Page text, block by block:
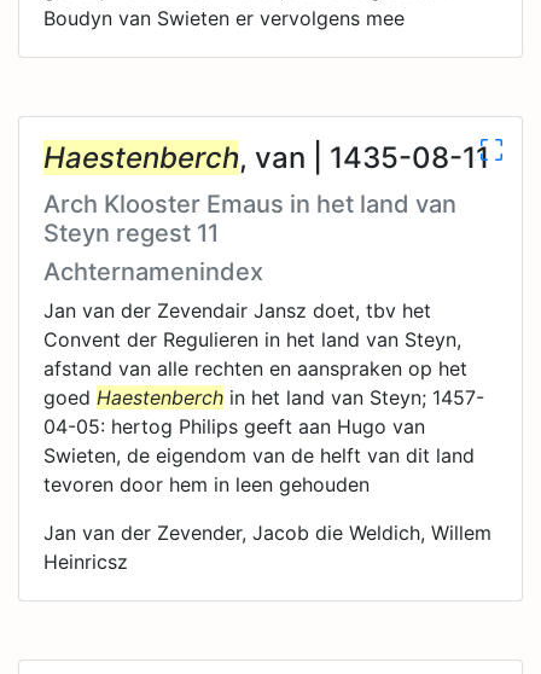
Boudyn van Swieten er vervolgens mee
Haestenberch, van | 1435-08-11
Arch Klooster Emaus in het land van
Steyn regest 11
Achternamenindex
Jan van der Zevendair Jansz doet, tbv het
Convent der Regulieren in het land van Steyn,
afstand van alle rechten en aanspraken op het
goed Haestenberch in het land van Steyn; 1457-
04-05: hertog Philips geeft aan Hugo van
Swieten, de eigendom van de helft van dit land
tevoren door hem in leen gehouden
Jan van der Zevender, Jacob die Weldich, Willem
Heinricsz